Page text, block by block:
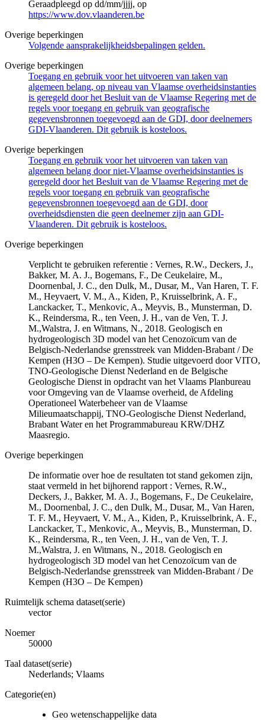
Geraadpleegd op dd/mm/jjjj, op
https://www.dov.vlaanderen.be
Overige beperkingen
Volgende aansprakelijkheidsbepalingen gelden.
Overige beperkingen
Toegang en gebruik voor het uitvoeren van taken van
algemeen belang, op niveau van Vlaamse overheidsinstanties
is geregeld door het Besluit van de Vlaamse Regering met de
regels voor toegang en gebruik van geografische
gegevensbronnen toegevoegd aan de GDI, door deelnemers
GDI-Vlaanderen. Dit gebruik is kosteloos.
Overige beperkingen
Toegang en gebruik voor het uitvoeren van taken van
algemeen belang door niet-Vlaamse overheidsinstanties is
geregeld door het Besluit van de Vlaamse Regering met de
regels voor toegang en gebruik van geografische
gegevensbronnen toegevoegd aan de GDI, door
overheidsdiensten die geen deelnemer zijn aan GDI-
Vlaanderen. Dit gebruik is kosteloos.
Overige beperkingen
Verplicht te gebruiken referentie : Vernes, R.W., Deckers, J.,
Bakker, M. A. J., Bogemans, F., De Ceukelaire, M.,
Doornenbal, J. C., den Dulk, M., Dusar, M., Van Haren, T. F.
M., Heyvaert, V. M., A., Kiden, P., Kruisselbrink, A. F.,
Lanckacker, T., Menkovic, A., Meyvis, B., Munsterman, D.
K., Reindersma, R., ten Veen, J. H., van de Ven, T. J.
M.,Walstra, J. en Witmans, N., 2018. Geologisch en
hydrogeologisch 3D model van het Cenozoïcum van de
Belgisch-Nederlandse grensstreek van Midden-Brabant / De
Kempen (H3O – De Kempen). Studie uitgevoerd door VITO,
TNO-Geologische Dienst Nederland en de Belgische
Geologische Dienst in opdracht van het Vlaams Planbureau
voor Omgeving van de Vlaamse overheid, de Afdeling
Operationeel Waterbeheer van de Vlaamse
Milieumaatschappij, TNO-Geologische Dienst Nederland,
Brabant Water en het Programmabureau KRW/DHZ
Maasregio.
Overige beperkingen
De informatie over hoe de resultaten tot stand gekomen zijn,
staat vermeld in het bijhorend rapport : Vernes, R.W.,
Deckers, J., Bakker, M. A. J., Bogemans, F., De Ceukelaire,
M., Doornenbal, J. C., den Dulk, M., Dusar, M., Van Haren,
T. F. M., Heyvaert, V. M., A., Kiden, P., Kruisselbrink, A. F.,
Lanckacker, T., Menkovic, A., Meyvis, B., Munsterman, D.
K., Reindersma, R., ten Veen, J. H., van de Ven, T. J.
M.,Walstra, J. en Witmans, N., 2018. Geologisch en
hydrogeologisch 3D model van het Cenozoïcum van de
Belgisch-Nederlandse grensstreek van Midden-Brabant / De
Kempen (H3O – De Kempen)
Ruimtelijk schema dataset(serie)
vector
Noemer
50000
Taal dataset(serie)
Nederlands; Vlaams
Categorie(en)
Geo wetenschappelijke data